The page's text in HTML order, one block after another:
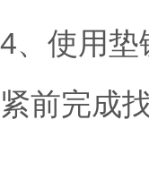
4、使用垫
紧前完成